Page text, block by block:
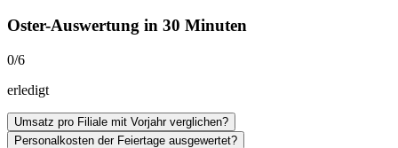
Oster-Auswertung in 30 Minuten
0/6
erledigt
Umsatz pro Filiale mit Vorjahr verglichen?
Personalkosten der Feiertage ausgewertet?